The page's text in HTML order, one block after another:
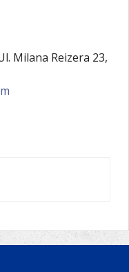
Milana Reizera 23,